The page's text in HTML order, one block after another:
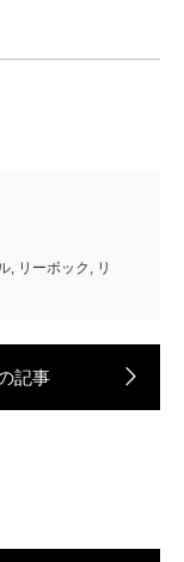
リーボック
リ